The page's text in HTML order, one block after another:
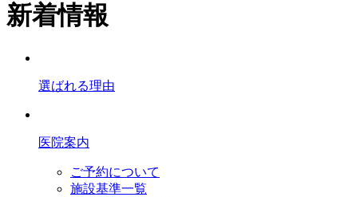
新着情報
選ばれる理由
医院案内
ご予約について
施設基準一覧